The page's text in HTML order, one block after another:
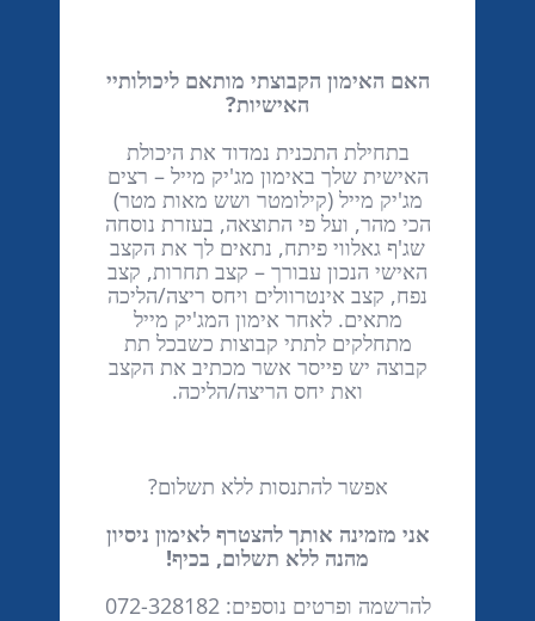
האם האימון הקבוצתי מותאם ליכולותיי
האישיות?
בתחילת התכנית נמדוד את היכולת
האישית שלך באימון מג'יק מייל – רצים
מג'יק מייל (קילומטר ושש מאות מטר)
הכי מהר, ועל פי התוצאה, בעזרת נוסחה
שג'ף גאלווי פיתח, נתאים לך את הקצב
האישי הנכון עבורך – קצב תחרות, קצב
נפח, קצב אינטרוולים ויחס ריצה/הליכה
מתאים. לאחר אימון המג'יק מייל
מתחלקים לתתי קבוצות כשבכל תת
קבוצה יש פייסר אשר מכתיב את הקצב
ואת יחס הריצה/הליכה.
אפשר להתנסות ללא תשלום?
אני מזמינה אותך להצטרף לאימון ניסיון
מהנה ללא תשלום, בכיף!
להרשמה ופרטים נוספים: 072-328182